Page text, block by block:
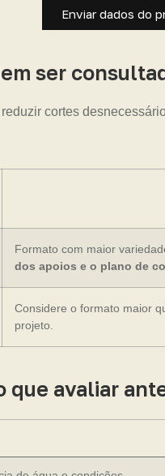
Enviar dados do
ser
cortes
Formato com maior
dos apoios e o plano de
Considere o formato maior
projeto.
que avaliar